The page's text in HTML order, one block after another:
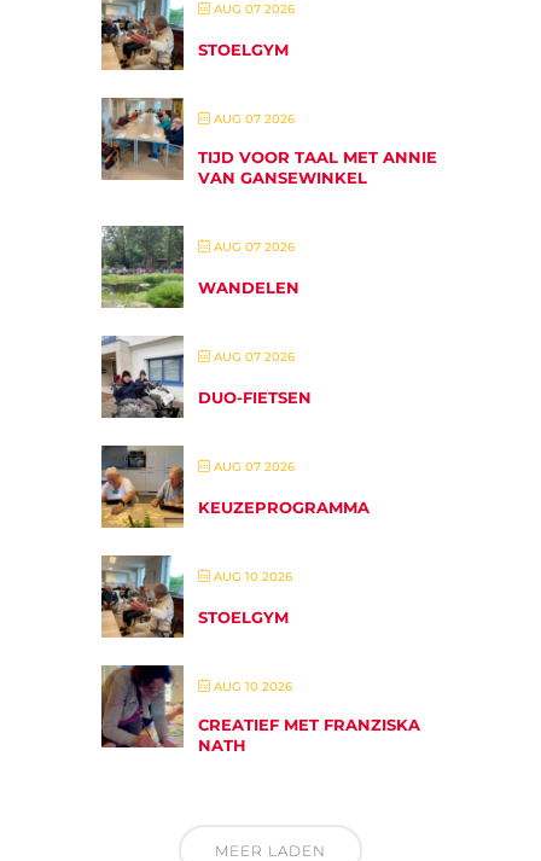
AUG 07 2026
STOELGYM
AUG 07 2026
TIJD VOOR TAAL MET ANNIE
VAN GANSEWINKEL
AUG 07 2026
WANDELEN
AUG 07 2026
DUO-FIETSEN
AUG 07 2026
KEUZEPROGRAMMA
AUG 10 2026
STOELGYM
AUG 10 2026
CREATIEF MET FRANZISKA
NATH
MEER LADEN